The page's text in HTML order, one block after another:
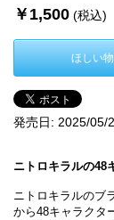
￥1,500 (税込)
ほしい
発売日: 2025/05/
ニトロキラルの48
ニトロキラルのブ
から48キャラクタ